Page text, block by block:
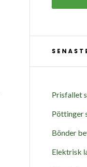
Prisfallet
Pöttinger
Bönder
Elektrisk